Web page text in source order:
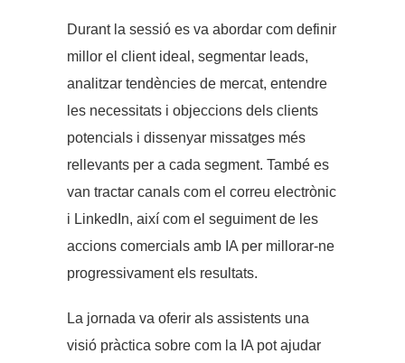
Durant la sessió es va abordar com definir
millor el client ideal, segmentar leads,
analitzar tendències de mercat, entendre
les necessitats i objeccions dels clients
potencials i dissenyar missatges més
rellevants per a cada segment. També es
van tractar canals com el correu electrònic
i LinkedIn, així com el seguiment de les
accions comercials amb IA per millorar-ne
progressivament els resultats.
La jornada va oferir als assistents una
visió pràctica sobre com la IA pot ajudar